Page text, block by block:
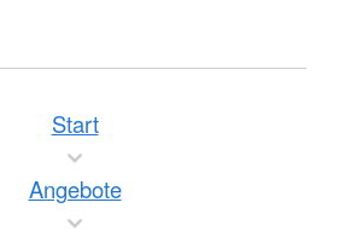
Start
Angebote